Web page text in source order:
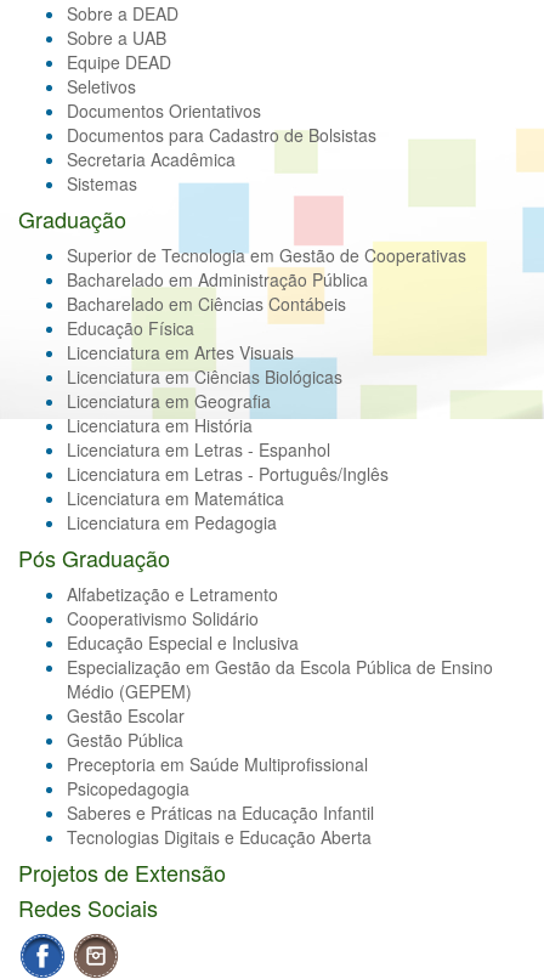
Sobre a DEAD
Sobre a UAB
Equipe DEAD
Seletivos
Documentos Orientativos
Documentos para Cadastro de Bolsistas
Secretaria Acadêmica
Sistemas
Graduação
Superior de Tecnologia em Gestão de Cooperativas
Bacharelado em Administração Pública
Bacharelado em Ciências Contábeis
Educação Física
Licenciatura em Artes Visuais
Licenciatura em Ciências Biológicas
Licenciatura em Geografia
Licenciatura em História
Licenciatura em Letras - Espanhol
Licenciatura em Letras - Português/Inglês
Licenciatura em Matemática
Licenciatura em Pedagogia
Pós Graduação
Alfabetização e Letramento
Cooperativismo Solidário
Educação Especial e Inclusiva
Especialização em Gestão da Escola Pública de Ensino
Médio (GEPEM)
Gestão Escolar
Gestão Pública
Preceptoria em Saúde Multiprofissional
Psicopedagogia
Saberes e Práticas na Educação Infantil
Tecnologias Digitais e Educação Aberta
Projetos de Extensão
Redes Sociais